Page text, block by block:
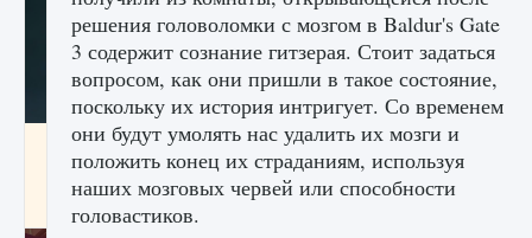
Как проверить статус сервера Delta Force
Hawk Ops
решения головоломки с мозгом в Baldur's Gate
3 содержит сознание гитзерая. Стоит задаться
вопросом, как они пришли в такое состояние,
поскольку их история интригует. Со временем
они будут умолять нас удалить их мозги и
положить конец их страданиям, используя
наших мозговых червей или способности
головастиков.